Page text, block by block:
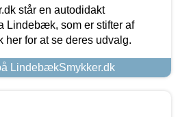
står en autodidakt
Lindebæk, som er stifter af
her for at se deres udvalg.
LindebækSmykker.dk